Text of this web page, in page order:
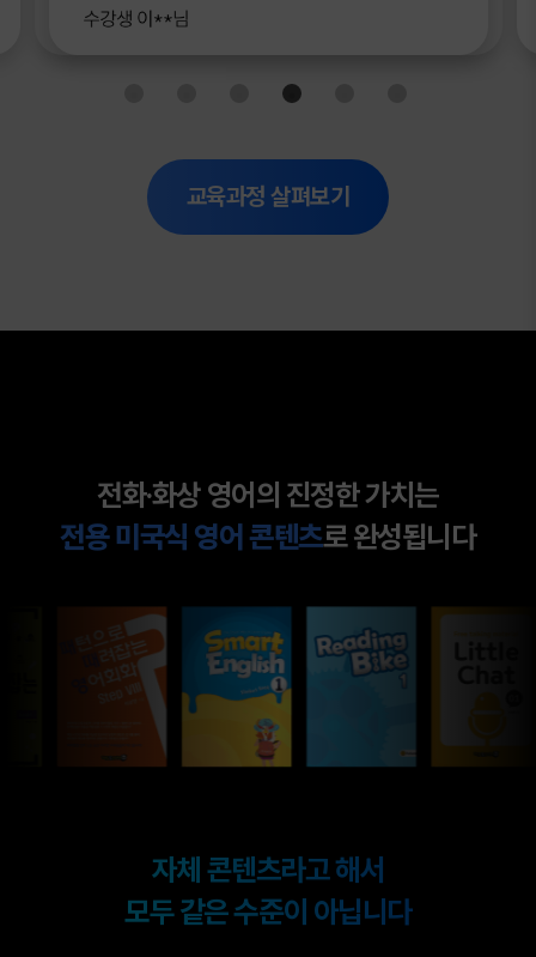
교육과정 살펴보기
전화·화상 영어의 진정한 가치는
전용 미국식 영어 콘텐츠로 완성됩니다
자체 콘텐츠라고 해서
모두 같은 수준이 아닙니다